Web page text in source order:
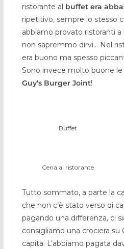
ristorante al buffet era
ripetitivo, sempre lo stesso
abbiamo provato ristoranti
non sapremmo dirvi… Nel
era buono ma spesso
Sono invece molto buone le
Guy’s Burger Joint!
Buffet
Cena al ristorante
Tutto sommato, a parte la
che non c’è stato verso di
pagando una differenza, ci
consigliamo una crociera su
capita. L’abbiamo pagata